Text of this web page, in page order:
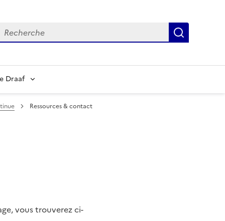
Recherche
Draaf
Ressources & contact
vous trouverez ci-